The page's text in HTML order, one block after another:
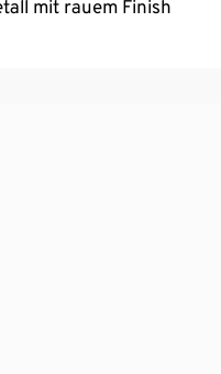
mit rauem Finish